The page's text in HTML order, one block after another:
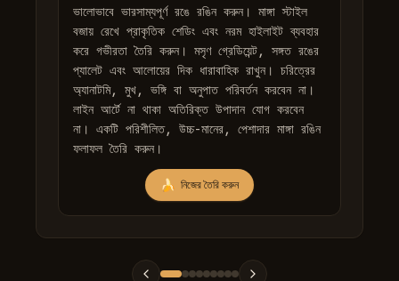
ভালোভাবে ভারসাম্যপূর্ণ রঙে রঙিন করুন। মাঙ্গা স্টাইল
বজায় রেখে প্রাকৃতিক শেডিং এবং নরম হাইলাইট ব্যবহার
করে গভীরতা তৈরি করুন। মসৃণ গ্রেডিয়েন্ট, সঙ্গত রঙের
প্যালেট এবং আলোয়ের দিক ধারাবাহিক রাখুন। চরিত্রের
অ্যানাটমি, মুখ, ভঙ্গি বা অনুপাত পরিবর্তন করবেন না।
লাইন আর্টে না থাকা অতিরিক্ত উপাদান যোগ করবেন
না। একটি পরিশীলিত, উচ্চ-মানের, পেশাদার মাঙ্গা রঙিন
ফলাফল তৈরি করুন।
🍌 নিজের তৈরি করুন